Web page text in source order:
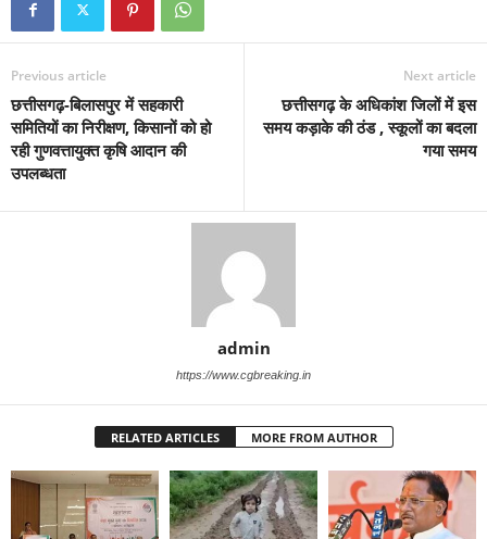
Previous article
छत्तीसगढ़-बिलासपुर में सहकारी
समितियों का निरीक्षण, किसानों को हो
रही गुणवत्तायुक्त कृषि आदान की
उपलब्धता
Next article
छत्तीसगढ़ के अधिकांश जिलों में इस
समय कड़ाके की ठंड , स्कूलों का बदला
गया समय
admin
https://www.cgbreaking.in
RELATED ARTICLES MORE FROM AUTHOR